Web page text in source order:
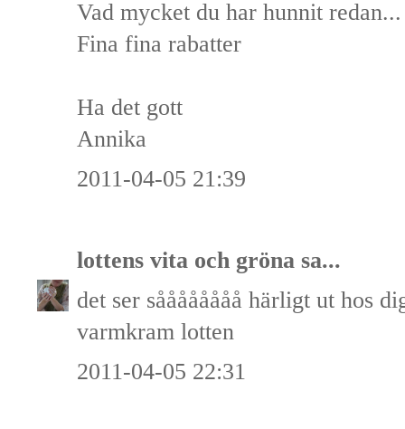
Vad mycket du har hunnit redan...
Fina fina rabatter
Ha det gott
Annika
2011-04-05 21:39
lottens vita och gröna sa...
det ser såååååååå härligt ut hos
varmkram lotten
2011-04-05 22:31